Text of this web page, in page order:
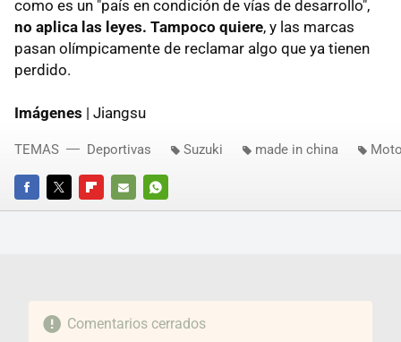
como es un "país en condición de vías de desarrollo",
no aplica las leyes. Tampoco quiere, y las marcas
pasan olímpicamente de reclamar algo que ya tienen
perdido.
Imágenes | Jiangsu
FACEBOOKTWITTERFLIPBOARD
E-
WHATSAPP
TEMAS Deportivas Suzuki made in china
Comentarios cerrados